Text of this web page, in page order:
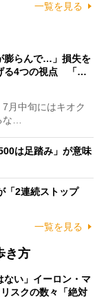
一覧を見る
膨らんで…」損失を
る4つの視点 「…
月中旬にはキオク
…
は足踏み」が意味
「2連続ストップ
一覧を見る
き方
ない」イーロン・マ
スクの数々「絶対